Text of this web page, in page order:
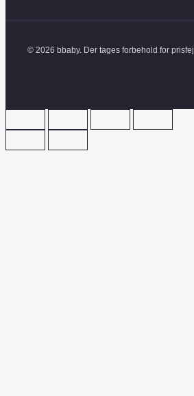
© 2026 bbaby. Der tages forbehold for prisfejl